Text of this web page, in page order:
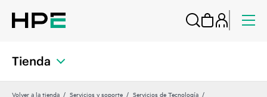
Tienda
Volver a la tienda Servicios y soporte
Servicios de Tecnología